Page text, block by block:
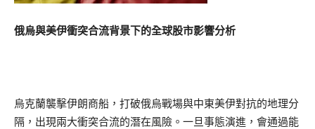
俄烏與美伊衝突合流背景下的全球股市影響分析
烏克蘭襲擊伊朗商船，打破俄烏戰場與中東美伊對抗的地理分
隔，出現兩大衝突合流的潛在風險。一旦事態演進，會通過能